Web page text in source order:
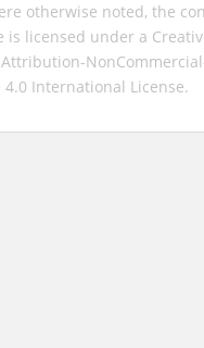
otherwise noted, the
is licensed under a
4.0 International License.